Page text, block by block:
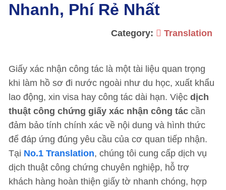
Nhanh, Phí Rẻ Nhất
Category: Translation
Giấy xác nhận công tác là một tài liệu quan trọng
khi làm hồ sơ đi nước ngoài như du học, xuất khẩu
lao động, xin visa hay công tác dài hạn. Việc dịch
thuật công chứng giấy xác nhận công tác cần
đảm bảo tính chính xác về nội dung và hình thức
để đáp ứng đúng yêu cầu của cơ quan tiếp nhận.
Tại No.1 Translation, chúng tôi cung cấp dịch vụ
dịch thuật công chứng chuyên nghiệp, hỗ trợ
khách hàng hoàn thiện giấy tờ nhanh chóng, hợp